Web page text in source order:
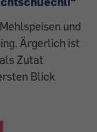
und
Ärgerlich ist
Zutat
Blick